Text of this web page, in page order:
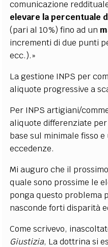
comunicazione
elevare la percentuale
(pari al 10%) fino ad un
incrementi di due punti
ecc.).»
La gestione INPS per
aliquote progressive a
Per INPS artigiani/
aliquote differenziate
base sul minimale fisso
eccedenze.
Mi auguro che il
quale sono prossime le
ponga questo problema
nasconde forti disparità
Come scrivevo,
Giustizia, La dottrina si